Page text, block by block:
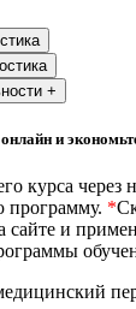
безопасность
труда
питания в
+
и
курса через
программу. *
и